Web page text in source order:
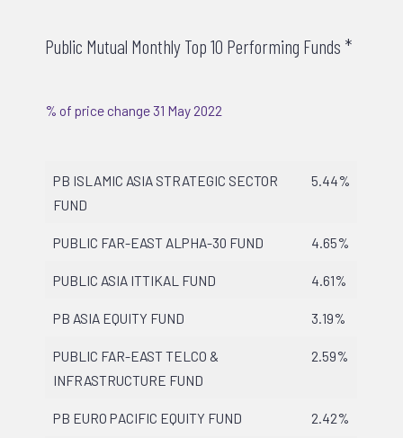
Public Mutual Monthly Top 10 Performing Funds *
% of price change 31 May 2022
PB ISLAMIC ASIA STRATEGIC SECTOR
FUND
5.44%
PUBLIC FAR-EAST ALPHA-30 FUND 4.65%
PUBLIC ASIA ITTIKAL FUND 4.61%
PB ASIA EQUITY FUND 3.19%
PUBLIC FAR-EAST TELCO &
INFRASTRUCTURE FUND
2.59%
PB EURO PACIFIC EQUITY FUND 2.42%